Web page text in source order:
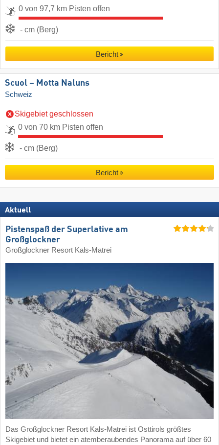
0 von 97,7 km Pisten offen
- cm (Berg)
Bericht
Scuol – Motta Naluns
Schweiz
Skigebiet geschlossen
0 von 70 km Pisten offen
- cm (Berg)
Bericht
Aktuell
Pistenspaß der Superlative am
Großglockner
Großglockner Resort Kals-Matrei
Das Großglockner Resort Kals-Matrei ist Osttirols größtes
Skigebiet und bietet ein atemberaubendes Panorama auf über 60